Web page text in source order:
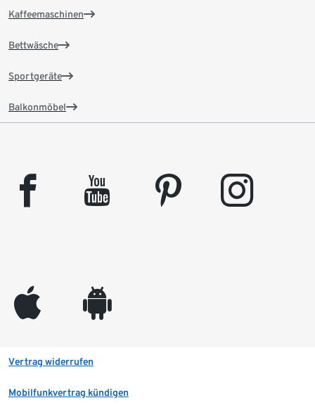
Kaffeemaschinen
Bettwäsche
Sportgeräte
Balkonmöbel
facebook youtube pinterest instagram
appleinc android
Vertrag widerrufen
Mobilfunkvertrag kündigen